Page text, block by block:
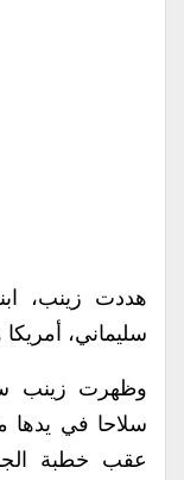
هددت زينب،
سليماني، أمريكا
وظهرت زينب
سلاحا في يدها
عقب خطبة